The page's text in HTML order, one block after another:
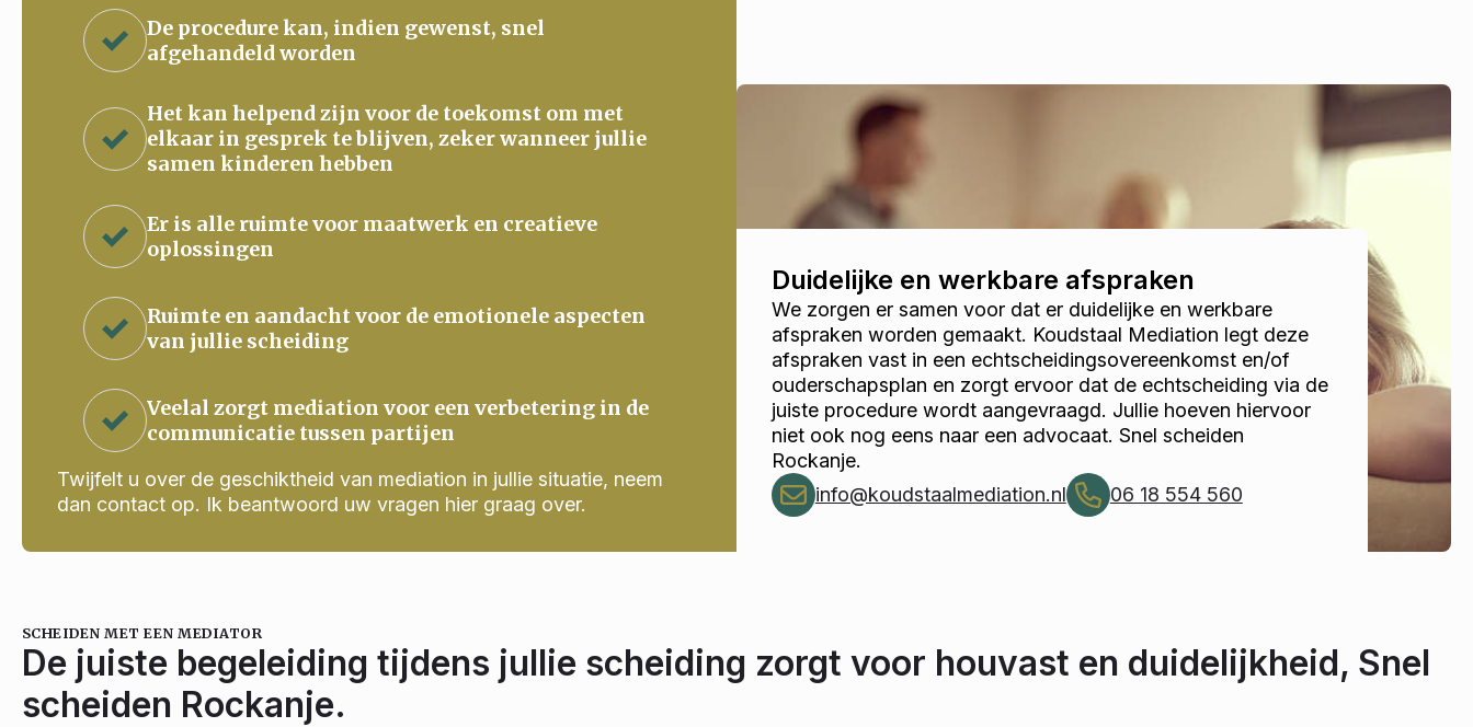
De procedure kan, indien gewenst, snel
afgehandeld worden
Het kan helpend zijn voor de toekomst om met
elkaar in gesprek te blijven, zeker wanneer jullie
samen kinderen hebben
Er is alle ruimte voor maatwerk en creatieve
oplossingen
Ruimte en aandacht voor de emotionele aspecten
van jullie scheiding
Veelal zorgt mediation voor een verbetering in de
communicatie tussen partijen
Twijfelt u over de geschiktheid van mediation in jullie situatie, neem
dan contact op. Ik beantwoord uw vragen hier graag over.
Duidelijke en werkbare afspraken
We zorgen er samen voor dat er duidelijke en werkbare
afspraken worden gemaakt. Koudstaal Mediation legt deze
afspraken vast in een echtscheidingsovereenkomst en/of
ouderschapsplan en zorgt ervoor dat de echtscheiding via de
juiste procedure wordt aangevraagd. Jullie hoeven hiervoor
niet ook nog eens naar een advocaat. Snel scheiden
Rockanje.
info@koudstaalmediation.nl
06 18 554 560
SCHEIDEN MET EEN MEDIATOR
De juiste begeleiding tijdens jullie scheiding zorgt voor houvast en duidelijkheid, Snel
scheiden Rockanje.